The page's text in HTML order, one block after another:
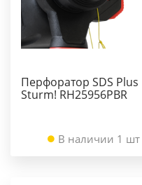
Перфоратор SDS Plus
Sturm! RH25956PBR
В наличии 1 шт